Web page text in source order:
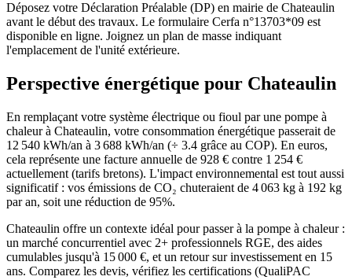
Déposez votre Déclaration Préalable (DP) en mairie de Chateaulin
avant le début des travaux. Le formulaire Cerfa n°13703*09 est
disponible en ligne. Joignez un plan de masse indiquant
l'emplacement de l'unité extérieure.
Perspective énergétique pour Chateaulin
En remplaçant votre système électrique ou fioul par une pompe à
chaleur à Chateaulin, votre consommation énergétique passerait de
12 540 kWh/an à 3 688 kWh/an (÷ 3.4 grâce au COP). En euros,
cela représente une facture annuelle de 928 € contre 1 254 €
actuellement (tarifs bretons). L'impact environnemental est tout aussi
significatif : vos émissions de CO₂ chuteraient de 4 063 kg à 192 kg
par an, soit une réduction de 95%.
Chateaulin offre un contexte idéal pour passer à la pompe à chaleur :
un marché concurrentiel avec 2+ professionnels RGE, des aides
cumulables jusqu'à 15 000 €, et un retour sur investissement en 15
ans. Comparez les devis, vérifiez les certifications (QualiPAC